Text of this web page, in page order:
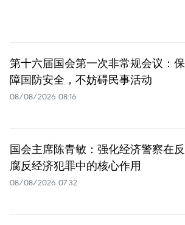
第十六届国会第一次非常规会议：保
障国防安全，不妨碍民事活动
08/08/2026 08:16
国会主席陈青敏：强化经济警察在反
腐反经济犯罪中的核心作用
08/08/2026 07:32